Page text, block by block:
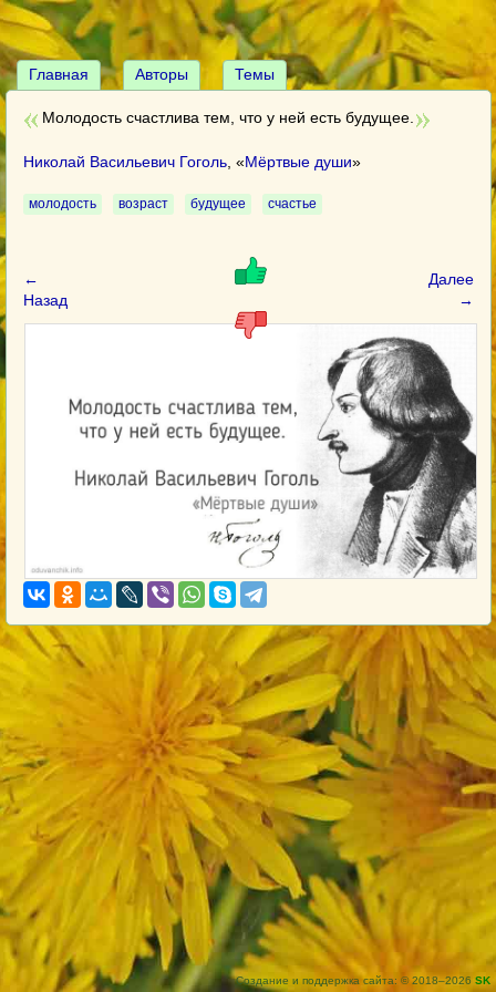
Главная Авторы Темы
Молодость счастлива тем, что у ней есть будущее.
Николай Васильевич Гоголь , «Мёртвые души»
молодость возраст будущее счастье
←
Назад
Далее
→
Создание и поддержка сайта: © 2018–2026 SK